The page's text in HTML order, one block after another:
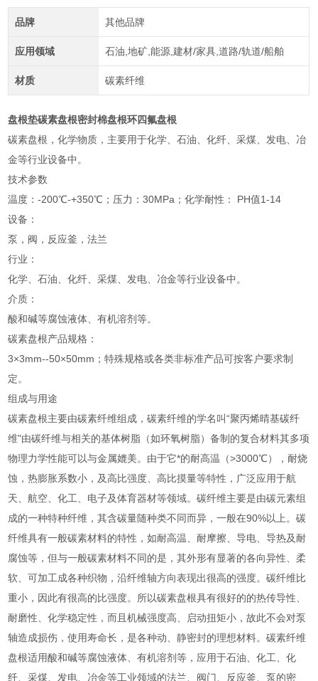
品牌 其他品牌
应用领域 石油,地矿,能源,建材/家具,道路/轨道/船舶
材质 碳素纤维
盘根垫碳素盘根密封棉盘根环四氟盘根
碳素盘根，化学物质，主要用于化学、石油、化纤、采煤、发电、冶
金等行业设备中。
技术参数
温度：-200℃-+350℃；压力：30MPa；化学耐性： PH值1-14
设备：
泵，阀，反应釜，法兰
行业：
化学、石油、化纤、采煤、发电、冶金等行业设备中。
介质：
酸和碱等腐蚀液体、有机溶剂等。
碳素盘根产品规格：
3×3mm--50×50mm；特殊规格或各类非标准产品可按客户要求制
定。
组成与用途
碳素盘根主要由碳素纤维组成，碳素纤维的学名叫“聚丙烯晴基碳纤
维"由碳纤维与相关的基体树脂（如环氧树脂）备制的复合材料其多项
物理力学性能可以与金属媲美。由于它*的耐高温（>3000℃），耐烧
蚀，热膨胀系数小，及高比强度、高比摸量等特性，广泛应用于航
天、航空、化工、电子及体育器材等领域。碳纤维主要是由碳元素组
成的一种特种纤维，其含碳量随种类不同而异，一般在90%以上。碳
纤维具有一般碳素材料的特性，如耐高温、耐摩擦、导电、导热及耐
腐蚀等，但与一般碳素材料不同的是，其外形有显著的各向异性、柔
软、可加工成各种织物，沿纤维轴方向表现出很高的强度。碳纤维比
重小，因此有很高的比强度。所以碳素盘根具有很好的的热传导性、
耐磨性、化学稳定性，而且机械强度高、启动扭矩小，故此不会对泵
轴造成损伤，使用寿命长，是各种动、静密封的理想材料。碳素纤维
盘根适用酸和碱等腐蚀液体、有机溶剂等，应用于石油、化工、化
纤、采煤、发电、冶金等工业领域的法兰、阀门、反应釜、泵的密